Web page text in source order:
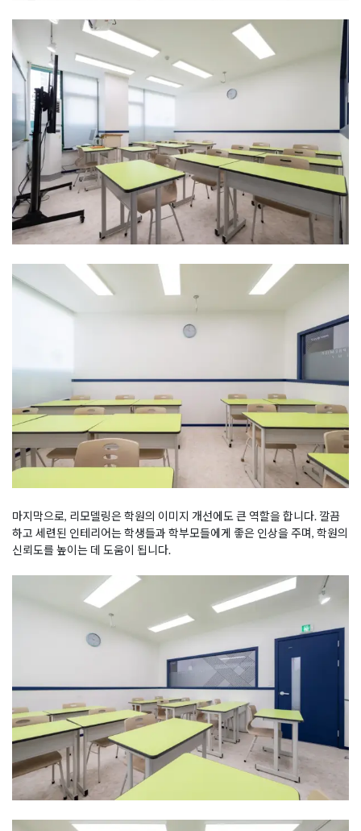
마지막으로, 리모델링은 학원의 이미지 개선에도 큰 역할을 합니다. 깔끔
하고 세련된 인테리어는 학생들과 학부모들에게 좋은 인상을 주며, 학원의
신뢰도를 높이는 데 도움이 됩니다.